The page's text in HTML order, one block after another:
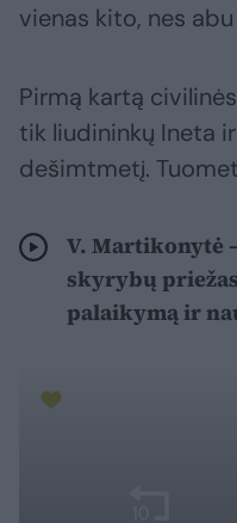
vienas kito, nes
Pirmą kartą
tik liudininkų Ineta
dešimtmetį.
V. Martikonytė
skyrybų
palaikymą ir